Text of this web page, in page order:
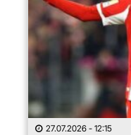
27.07.2026 - 12:15